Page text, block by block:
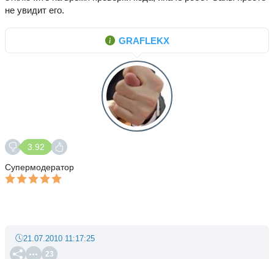
не увидит его.
GRAFLEKX
3.92
Супермодератор
23
21.07.2010 11:17:25